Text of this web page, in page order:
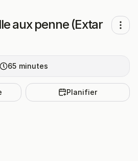
aux penne (Extar
65 minutes
Planifier